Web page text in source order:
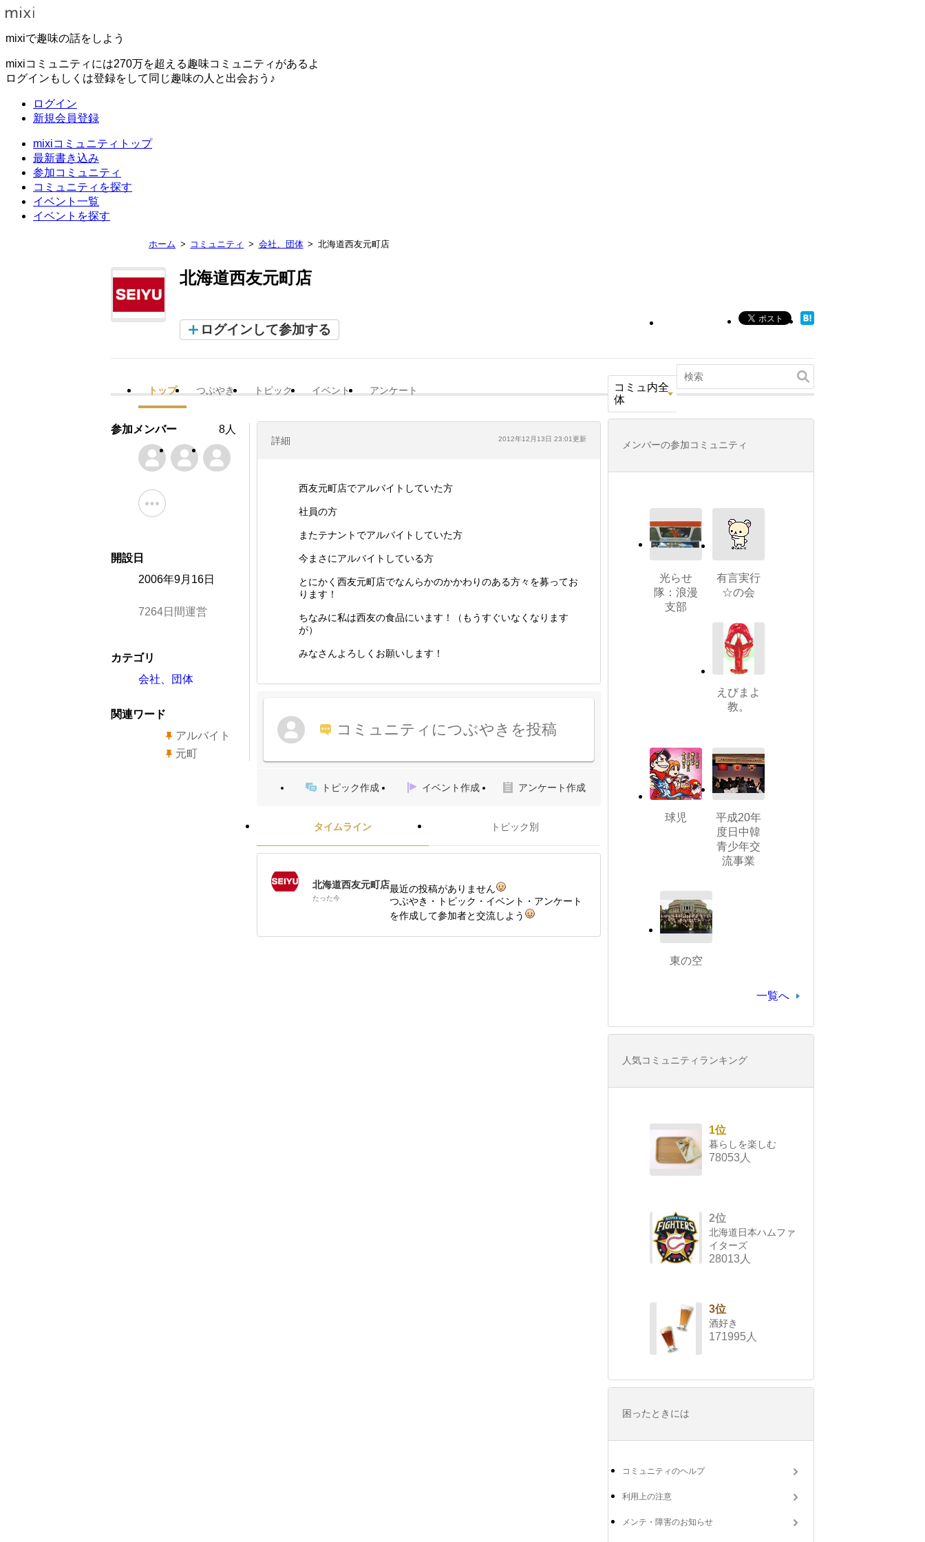
mixiで趣味の話をしよう
mixiコミュニティには270万を超える趣味コミュニティがあるよ
ログインもしくは登録をして同じ趣味の人と出会おう♪
ログイン
新規会員登録
mixiコミュニティトップ
最新書き込み
参加コミュニティ
コミュニティを探す
イベント一覧
イベントを探す
ホーム コミュニティ 会社、団体 北海道西友元町店
北海道西友元町店
ログインして参加する
トップ つぶやき トピック イベント アンケート
コミュ内全
体
詳細 2012年12月13日 23:01更新
西友元町店でアルバイトしていた方
社員の方
またテナントでアルバイトしていた方
今まさにアルバイトしている方
とにかく西友元町店でなんらかのかかわりのある方々を募ってお
ります！
ちなみに私は西友の食品にいます！（もうすぐいなくなります
が）
みなさんよろしくお願いします！
コミュニティにつぶやきを投稿
トピック作成 イベント作成 アンケート作成
タイムライン トピック別
北海道西友元町店
たった今
最近の投稿がありません
つぶやき・トピック・イベント・アンケート
を作成して参加者と交流しよう
参加メンバー 8人
開設日
2006年9月16日
7264日間運営
カテゴリ
会社、団体
関連ワード
アルバイト
元町
メンバーの参加コミュニティ
光らせ
隊：浪漫
支部
有言実行
☆の会
えびまよ
教。
球児
平成20年
度日中韓
青少年交
流事業
東の空
一覧へ
人気コミュニティランキング
1位
暮らしを楽しむ
78053人
2位
北海道日本ハムファ
イターズ
28013人
3位
酒好き
171995人
困ったときには
コミュニティのヘルプ
利用上の注意
メンテ・障害のお知らせ